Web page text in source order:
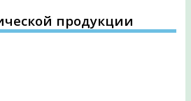
продукции